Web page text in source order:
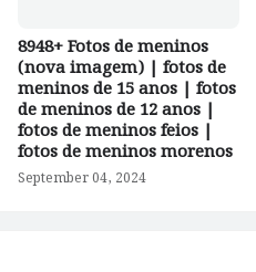
8948+ Fotos de meninos
(nova imagem) | fotos de
meninos de 15 anos | fotos
de meninos de 12 anos |
fotos de meninos feios |
fotos de meninos morenos
September 04, 2024